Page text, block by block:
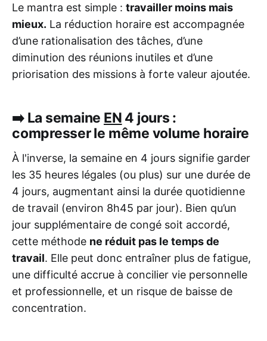
Le mantra est simple : travailler moins mais
mieux. La réduction horaire est accompagnée
d’une rationalisation des tâches, d’une
diminution des réunions inutiles et d’une
priorisation des missions à forte valeur ajoutée.
➡️ La semaine EN 4 jours :
compresser le même volume horaire
À l'inverse, la semaine en 4 jours signifie garder
les 35 heures légales (ou plus) sur une durée de
4 jours, augmentant ainsi la durée quotidienne
de travail (environ 8h45 par jour). Bien qu’un
jour supplémentaire de congé soit accordé,
cette méthode ne réduit pas le temps de
travail. Elle peut donc entraîner plus de fatigue,
une difficulté accrue à concilier vie personnelle
et professionnelle, et un risque de baisse de
concentration.